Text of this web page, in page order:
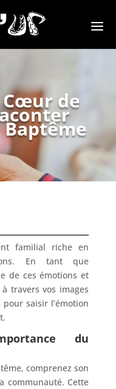
Cœur de
Baptême
familial riche en
En tant que
de ces émotions et
travers vos images
saisir l’émotion
du
comprenez son
communauté. Cette